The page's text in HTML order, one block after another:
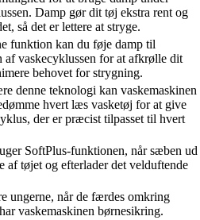
Damp gør dit tøj ekstra rent og
så det er lettere at stryge.
funktion kan du føje damp til
af vaskecyklussen for at afkrølle dit
behovet for strygning.
denne teknologi kan vaskemaskinen
hvert læs vasketøj for at give
der er præcist tilpasset til hvert
SoftPlus-funktionen, når sæben ud
af tøjet og efterlader det velduftende
ungerne, når de færdes omkring
vaskemaskinen børnesikring.